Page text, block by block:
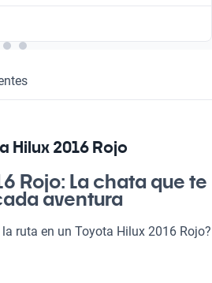
Hilux 2016 Rojo
Rojo: La chata que te
aventura
ruta en un Toyota Hilux 2016 Rojo?
símbolo de potencia y resistencia,